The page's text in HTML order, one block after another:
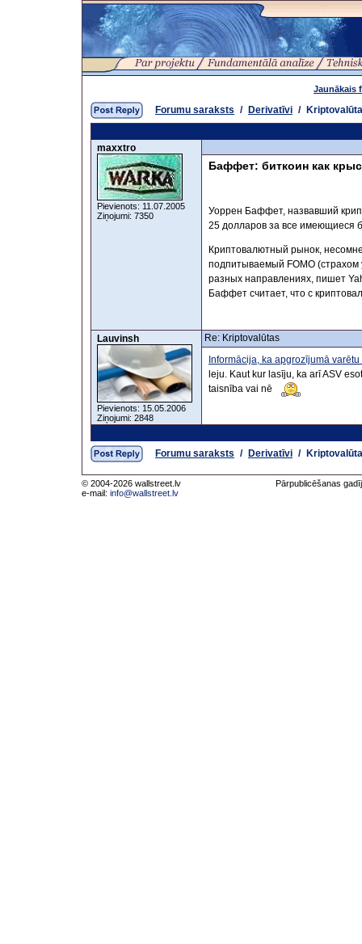
Jaunākais
Forumu saraksts / Derivatīvi /
maxxtro
Pievienots: 11.07.2005
Ziņojumi: 7350
Баффет: биткоин как
Уоррен Баффет, назвавший
25 долларов за все имеющиеся
Криптовалютный рынок,
подпитываемый FOMO (страхом
разных направлениях, пишет
Баффет считает, что с
Lauvinsh
Pievienots: 15.05.2006
Ziņojumi: 2848
Re: Kriptovalūtas
Informācija, ka apgrozījumā
leju. Kaut kur lasīju, ka arī ASV
taisnība vai nē
Forumu saraksts / Derivatīvi /
© 2004-2026 wallstreet.lv
e-mail: info@wallstreet.lv
Pārpublicēšanas